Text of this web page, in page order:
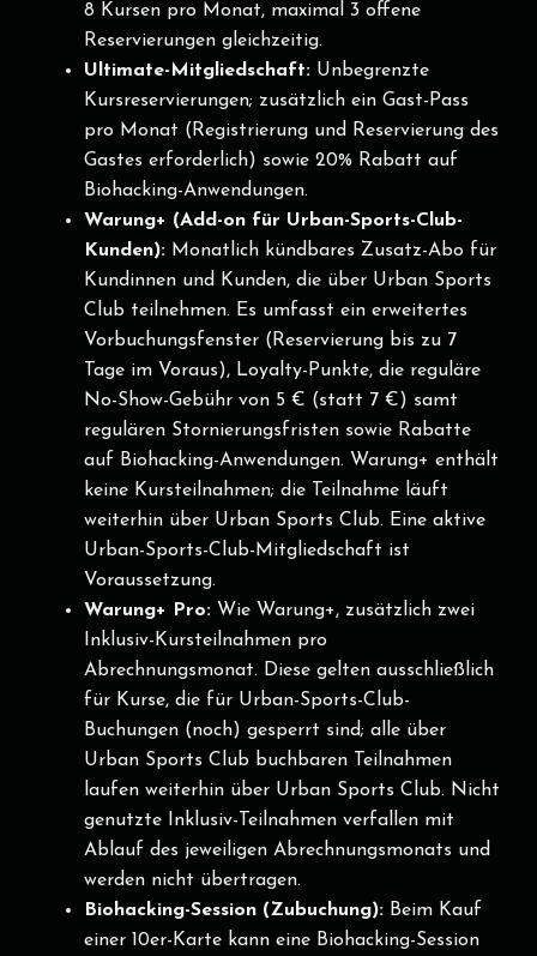
8 Kursen pro Monat, maximal 3 offene
Reservierungen gleichzeitig.
Ultimate-Mitgliedschaft: Unbegrenzte
Kursreservierungen; zusätzlich ein Gast-Pass
pro Monat (Registrierung und Reservierung des
Gastes erforderlich) sowie 20% Rabatt auf
Biohacking-Anwendungen.
Warung+ (Add-on für Urban-Sports-Club-
Kunden): Monatlich kündbares Zusatz-Abo für
Kundinnen und Kunden, die über Urban Sports
Club teilnehmen. Es umfasst ein erweitertes
Vorbuchungsfenster (Reservierung bis zu 7
Tage im Voraus), Loyalty-Punkte, die reguläre
No-Show-Gebühr von 5 € (statt 7 €) samt
regulären Stornierungsfristen sowie Rabatte
auf Biohacking-Anwendungen. Warung+ enthält
keine Kursteilnahmen; die Teilnahme läuft
weiterhin über Urban Sports Club. Eine aktive
Urban-Sports-Club-Mitgliedschaft ist
Voraussetzung.
Warung+ Pro: Wie Warung+, zusätzlich zwei
Inklusiv-Kursteilnahmen pro
Abrechnungsmonat. Diese gelten ausschließlich
für Kurse, die für Urban-Sports-Club-
Buchungen (noch) gesperrt sind; alle über
Urban Sports Club buchbaren Teilnahmen
laufen weiterhin über Urban Sports Club. Nicht
genutzte Inklusiv-Teilnahmen verfallen mit
Ablauf des jeweiligen Abrechnungsmonats und
werden nicht übertragen.
Biohacking-Session (Zubuchung): Beim Kauf
einer 10er-Karte kann eine Biohacking-Session